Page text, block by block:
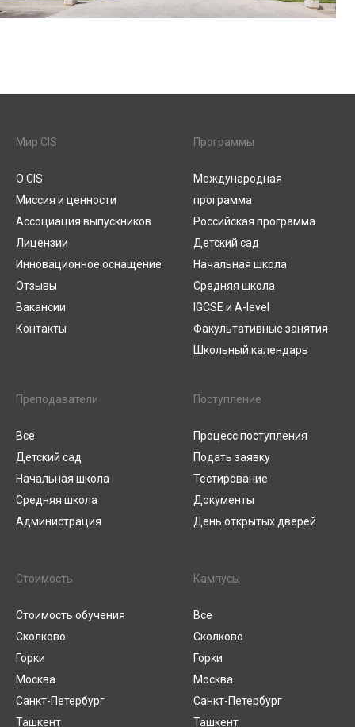
Мир CIS
О CIS
Миссия и ценности
Ассоциация выпускников
Лицензии
Инновационное оснащение
Отзывы
Вакансии
Контакты
Программы
Международная
программа
Российская программа
Детский сад
Начальная школа
Средняя школа
IGCSE и A-level
Факультативные занятия
Школьный календарь
Преподаватели
Все
Детский сад
Начальная школа
Средняя школа
Администрация
Поступление
Процесс поступления
Подать заявку
Тестирование
Документы
День открытых дверей
Стоимость
Стоимость обучения
Сколково
Горки
Москва
Санкт-Петербург
Ташкент
Кампусы
Все
Сколково
Горки
Москва
Санкт-Петербург
Ташкент